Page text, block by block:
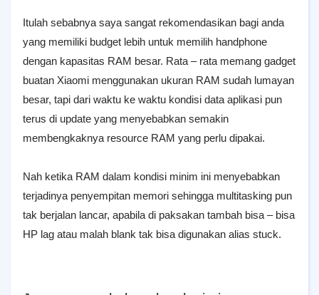
Itulah sebabnya saya sangat rekomendasikan bagi anda
yang memiliki budget lebih untuk memilih handphone
dengan kapasitas RAM besar. Rata – rata memang gadget
buatan Xiaomi menggunakan ukuran RAM sudah lumayan
besar, tapi dari waktu ke waktu kondisi data aplikasi pun
terus di update yang menyebabkan semakin
membengkaknya resource RAM yang perlu dipakai.
Nah ketika RAM dalam kondisi minim ini menyebabkan
terjadinya penyempitan memori sehingga multitasking pun
tak berjalan lancar, apabila di paksakan tambah bisa – bisa
HP lag atau malah blank tak bisa digunakan alias stuck.